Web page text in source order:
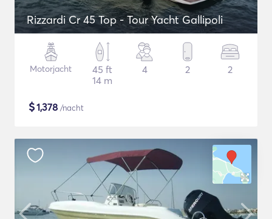
Rizzardi Cr 45 Top - Tour Yacht Gallipoli
Motorjacht
45 ft
14 m
4 2 2
$1,378 /nacht